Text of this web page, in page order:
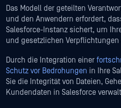
Das Modell der geteilten
und den Anwendern erfordert,
Salesforce-Instanz sichert, um
und gesetzlichen Verpflichtungen
Durch die Integration einer
Schutz vor Bedrohungen in Ihre
Sie die Integrität von Dateien,
Kundendaten in Salesforce